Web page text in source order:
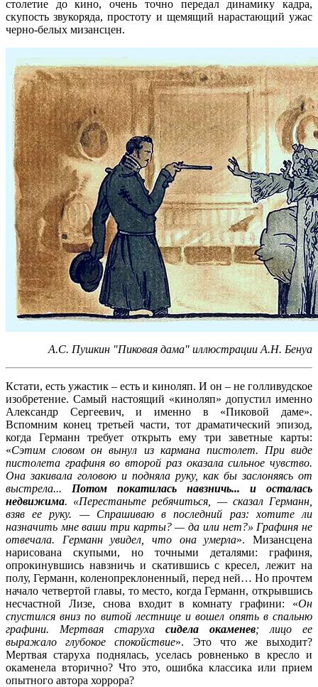
столетие до кино, очень точно передал динамику кадра,
скупость звукоряда, простоту и щемящий нарастающий ужас
черно-белых мизансцен.
А.С. Пушкин "Пиковая дама" иллюстрации А.Н. Бенуа
Кстати, есть ужастик – есть и киноляп. И он – не голливудское
изобретение. Самый настоящий «киноляп» допустил именно
Александр Сергеевич, и именно в «Пиковой даме».
Вспомним конец третьей части, тот драматический эпизод,
когда Германн требует открыть ему три заветные карты:
«Сэтим словом он вынул из кармана пистолет. При виде
пистолета графиня во второй раз оказала сильное чувство.
Она закивала головою и подняла руку, как бы заслоняясь от
выстрела... Потом покатилась навзничь... и осталась
недвижима. «Перестаньте ребячиться, — сказал Германн,
взяв ее руку. — Спрашиваю в последний раз: хотите ли
назначить мне ваши три карты? — да или нет?» Графиня не
отвечала. Германн увидел, что она умерла». Мизансцена
нарисована скупыми, но точными деталями: графиня,
опрокинувшись навзничь и скатившись с кресел, лежит на
полу, Германн, коленопреклоненный, перед ней… Но прочтем
начало четвертой главы, то место, когда Германн, открывшись
несчастной Лизе, снова входит в комнату графини: «Он
спустился вниз по витой лестнице и вошел опять в спальню
графини. Мертвая старуха сидела окаменев; лицо ее
выражало глубокое спокойствие». Это что же выходит?
Мертвая старуха поднялась, уселась ровненько в кресло и
окаменела вторично? Что это, ошибка классика или прием
опытного автора хоррора?